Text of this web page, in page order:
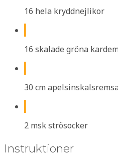
16 hela kryddnejlikor
16 skalade gröna
30 cm apelsinskalsremsa
2 msk strösocker
Instruktioner